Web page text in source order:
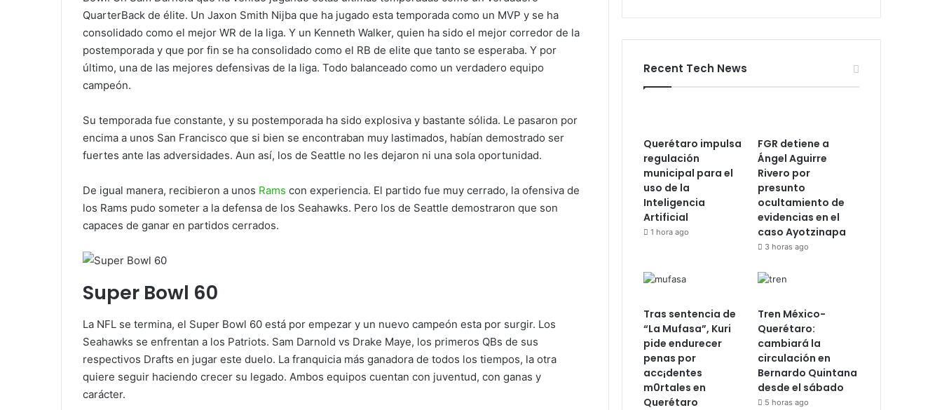
QuarterBack de élite. Un Jaxon Smith Nijba que ha jugado esta temporada como un MVP y se ha
consolidado como el mejor WR de la liga. Y un Kenneth Walker, quien ha sido el mejor corredor de la
postemporada y que por fin se ha consolidado como el RB de elite que tanto se esperaba. Y por
último, una de las mejores defensivas de la liga. Todo balanceado como un verdadero equipo
campeón.
Su temporada fue constante, y su postemporada ha sido explosiva y bastante sólida. Le pasaron por
encima a unos San Francisco que si bien se encontraban muy lastimados, habían demostrado ser
fuertes ante las adversidades. Aun así, los de Seattle no les dejaron ni una sola oportunidad.
De igual manera, recibieron a unos Rams con experiencia. El partido fue muy cerrado, la ofensiva de
los Rams pudo someter a la defensa de los Seahawks. Pero los de Seattle demostraron que son
capaces de ganar en partidos cerrados.
Super Bowl 60
La NFL se termina, el Super Bowl 60 está por empezar y un nuevo campeón esta por surgir. Los
Seahawks se enfrentan a los Patriots. Sam Darnold vs Drake Maye, los primeros QBs de sus
respectivos Drafts en jugar este duelo. La franquicia más ganadora de todos los tiempos, la otra
quiere seguir haciendo crecer su legado. Ambos equipos cuentan con juventud, con ganas y
carácter.
Recent Tech News
Querétaro impulsa
regulación
municipal para el
uso de la
Inteligencia
Artificial
1 hora ago
FGR detiene a
Ángel Aguirre
Rivero por
presunto
ocultamiento de
evidencias en el
caso Ayotzinapa
3 horas ago
Tras sentencia de
“La Mufasa”, Kuri
pide endurecer
penas por
acc¡dentes
m0rtales en
Querétaro
Tren México-
Querétaro:
cambiará la
circulación en
Bernardo Quintana
desde el sábado
5 horas ago